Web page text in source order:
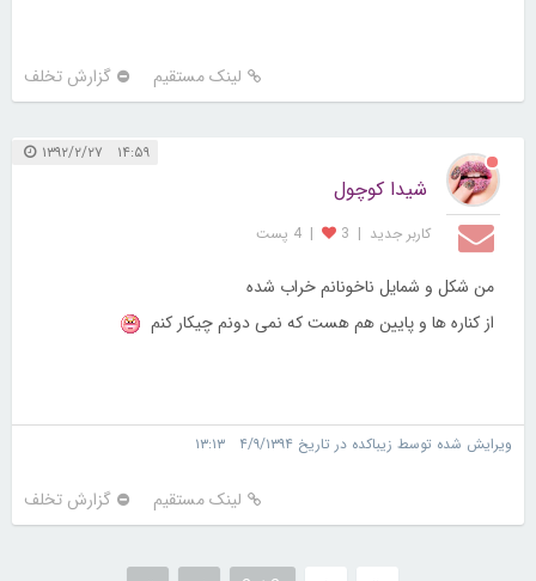
لینک مستقیم گزارش تخلف
۱۴:۵۹ ۱۳۹۲/۲/۲۷
شیدا کوچول
کاربر جديد |
3
| 4 پست
من شکل و شمایل ناخونانم خراب شده
از کناره ها و پایین هم هست که نمی دونم چیکار کنم
ویرایش شده توسط زیباکده در تاریخ ۴/۹/۱۳۹۴ ۱۳:۱۳
لینک مستقیم گزارش تخلف